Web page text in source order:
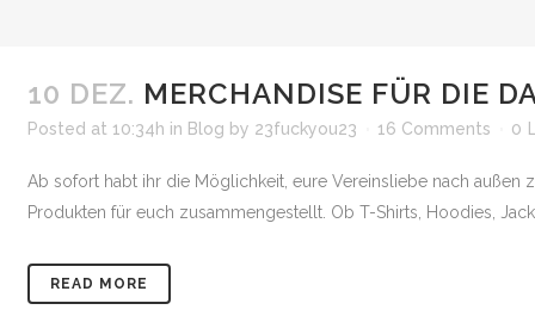
10 DEZ. MERCHANDISE FÜR DIE
Posted at 10:34h in Blog by 23fuckyou23 16 Comments 0
Ab sofort habt ihr die Möglichkeit, eure Vereinsliebe nach
Produkten für euch zusammengestellt. Ob T-Shirts, Hoodies,
READ MORE